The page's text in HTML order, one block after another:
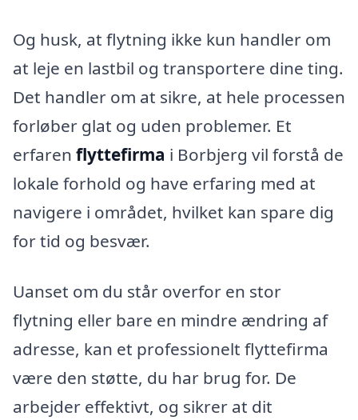
Og husk, at flytning ikke kun handler om
at leje en lastbil og transportere dine ting.
Det handler om at sikre, at hele processen
forløber glat og uden problemer. Et
erfaren flyttefirma i Borbjerg vil forstå de
lokale forhold og have erfaring med at
navigere i området, hvilket kan spare dig
for tid og besvær.
Uanset om du står overfor en stor
flytning eller bare en mindre ændring af
adresse, kan et professionelt flyttefirma
være den støtte, du har brug for. De
arbejder effektivt, og sikrer at dit